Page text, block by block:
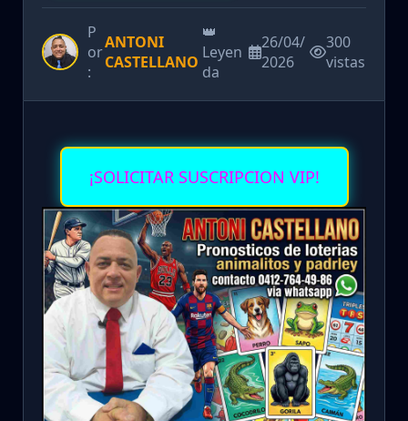
P
or
:
ANTONI
CASTELLANO
👑
Leyen
da
26/04/
2026
300
vistas
¡SOLICITAR SUSCRIPCION VIP!